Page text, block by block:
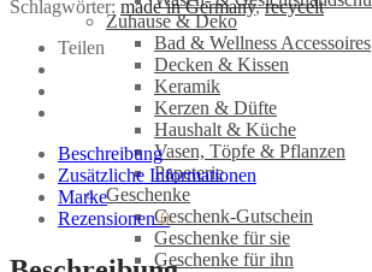
Zuhause & Deko
Bad & Wellness Accessoires
Decken & Kissen
Keramik
Kerzen & Düfte
Haushalt & Küche
Vasen, Töpfe & Pflanzen
Papeterie
Geschenke
Geschenk-Gutschein
Geschenke für sie
Geschenke für ihn
Bär
Pappe
Menge
Schlagwörter: made in Germany,recycelt
Teilen
Beschreibung
Zusätzliche Informationen
Marke
Rezensionen0